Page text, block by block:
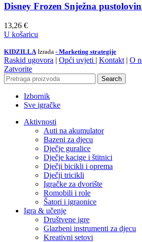
Disney Frozen Snježna
13,26 €
U košaricu
KIDZILLA Izrada - Marketing strategije
Raskid ugovora | Opći uvjeti | Kontakt | O
Zatvorite
Search
Izbornik
Sve igračke
Aktivnosti
Auti na akumulator
Bazeni za djecu
Dječje guralice
Dječje kacige i štitnici
Dječji bicikli i oprema
Dječji tricikli
Igračke za dvorište
Romobili i role
Šatori i igraonice
Igra & učenje
Društvene igre
Glazbeni instrumenti za djecu
Kreativni setovi